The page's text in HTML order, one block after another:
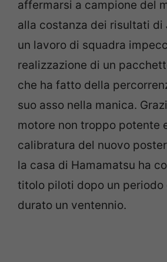
affermarsi a campione del
alla costanza dei risultati di
un lavoro di squadra
realizzazione di un
che ha fatto della
suo asso nella manica.
motore non troppo potente
calibratura del nuovo
la casa di Hamamatsu ha
titolo piloti dopo un periodo
durato un ventennio.